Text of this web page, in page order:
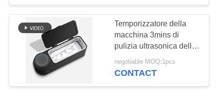
Pulitore ultrasonico
del circuito
Temporizzatore della
macchina 3mins di
pulizia ultrasonica della
famiglia del FCC 600ml
negotiable MOQ:1pcs
CONTACT